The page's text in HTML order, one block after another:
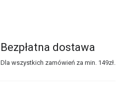
Bezpłatna dostawa
Dla wszystkich zamówień za min. 149zł.